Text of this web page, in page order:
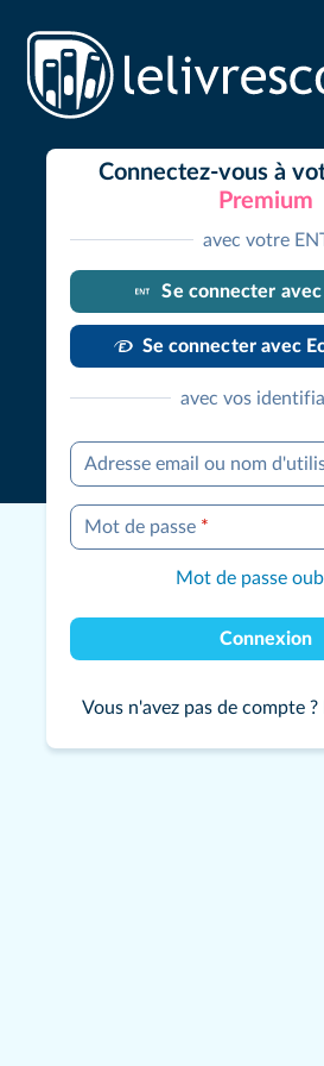
Connectez-vous à
Premium
avec votre
Se connecter avec
Se connecter avec
avec vos
Adresse email ou nom
Mot de passe *
Mot de passe
Connexion
Vous n'avez pas de compte ?